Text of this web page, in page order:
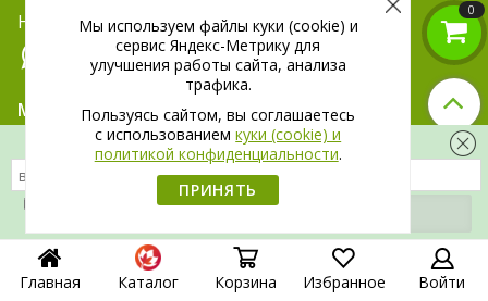
Скидка 300 рублей на первый заказ
на обработку своих
Написать нам:
МЫ В СОЦ. СЕТЯХ:
Главная Каталог Корзина Избранное Войти
0
Мы используем файлы куки (cookie) и
сервис Яндекс-Метрику для
улучшения работы сайта, анализа
трафика.
Пользуясь сайтом, вы соглашаетесь
c использованиемкуки (cookie) и
политикой конфиденциальности.
ПРИНЯТЬ